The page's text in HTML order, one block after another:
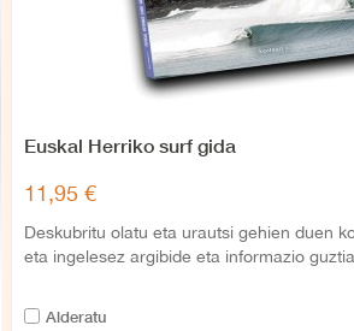
Euskal Herriko surf gida
11,95 €
Deskubritu olatu eta urautsi gehien duen
eta ingelesez argibide eta informazio
Alderatu